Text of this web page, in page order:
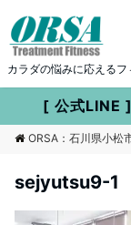
カラダの悩みに応えるフ
[ 公式LINE
ORSA：石川県小松
sejyutsu9-1